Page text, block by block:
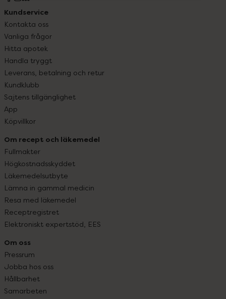
Kundservice
Kontakta oss
Vanliga frågor
Hitta apotek
Handla tryggt
Leverans, betalning och retur
Kundklubb
Sajtens tillgänglighet
App
Köpvillkor
Om recept och läkemedel
Fullmakter
Högkostnadsskyddet
Läkemedelsutbyte
Lämna in gammal medicin
Resa med läkemedel
Receptregistret
Elektroniskt expertstöd, EES
Om oss
Pressrum
Jobba hos oss
Hållbarhet
Samarbeten